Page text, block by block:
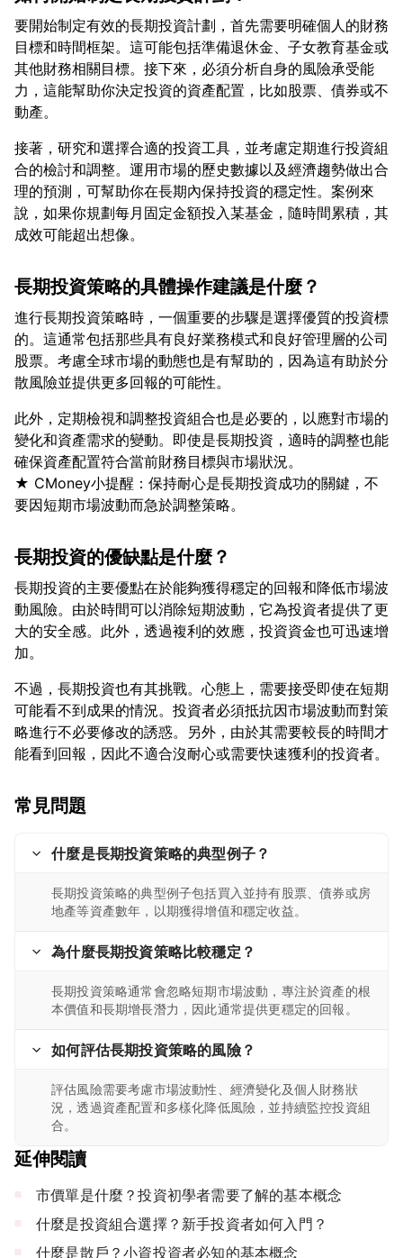
要開始制定有效的長期投資計劃，首先需要明確個人的財務
目標和時間框架。這可能包括準備退休金、子女教育基金或
其他財務相關目標。接下來，必須分析自身的風險承受能
力，這能幫助你決定投資的資產配置，比如股票、債券或不
接著，研究和選擇合適的投資工具，並考慮定期進行投資組
合的檢討和調整。運用市場的歷史數據以及經濟趨勢做出合
理的預測，可幫助你在長期內保持投資的穩定性。案例來
說，如果你規劃每月固定金額投入某基金，隨時間累積，其
長期投資策略的具體操作建議是什麼？
進行長期投資策略時，一個重要的步驟是選擇優質的投資標
的。這通常包括那些具有良好業務模式和良好管理層的公司
股票。考慮全球市場的動態也是有幫助的，因為這有助於分
此外，定期檢視和調整投資組合也是必要的，以應對市場的
變化和資產需求的變動。即使是長期投資，適時的調整也能
確保資產配置符合當前財務目標與市場狀況。
★ CMoney小提醒：保持耐心是長期投資成功的關鍵，不
長期投資的優缺點是什麼？
長期投資的主要優點在於能夠獲得穩定的回報和降低市場波
動風險。由於時間可以消除短期波動，它為投資者提供了更
大的安全感。此外，透過複利的效應，投資資金也可迅速增
不過，長期投資也有其挑戰。心態上，需要接受即使在短期
可能看不到成果的情況。投資者必須抵抗因市場波動而對策
略進行不必要修改的誘惑。另外，由於其需要較長的時間才
常見問題
什麼是長期投資策略的典型例子？
長期投資策略的典型例子包括買入並持有股票、債券或房
地產等資產數年，以期獲得增值和穩定收益。
為什麼長期投資策略比較穩定？
長期投資策略通常會忽略短期市場波動，專注於資產的根
本價值和長期增長潛力，因此通常提供更穩定的回報。
如何評估長期投資策略的風險？
評估風險需要考慮市場波動性、經濟變化及個人財務狀
況，透過資產配置和多樣化降低風險，並持續監控投資組
合。
延伸閱讀
市價單是什麼？投資初學者需要了解的基本概念
什麼是投資組合選擇？新手投資者如何入門？
什麼是散戶？小資投資者必知的基本概念